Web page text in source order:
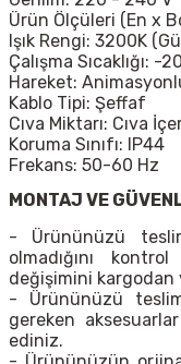
Ürün Ölçüleri (En x
Işık Rengi: 3200K
Çalışma Sıcaklığı: -
Hareket:
Kablo Tipi: Şeffaf
Cıva Miktarı: Cıva
Koruma Sınıfı: IP44
Frekans: 50-60 Hz
MONTAJ VE
- Ürününüzü
olmadığını
değişimini kargodan
- Ürününüzü
gereken
ediniz.